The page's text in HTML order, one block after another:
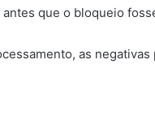
que o bloqueio
as